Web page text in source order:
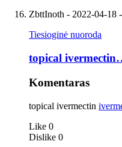
ZbttInoth - 2022-04-18
Tiesioginė nuoroda
topical
Komentaras
topical ivermectin
Like 0
Dislike 0